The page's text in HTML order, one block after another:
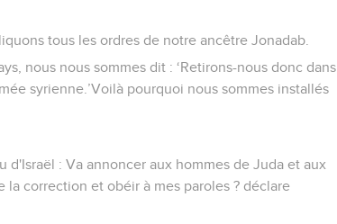
tous les ordres de notre ancêtre Jonadab.
nous nous sommes dit : ‘Retirons-nous donc dans
syrienne.’Voilà pourquoi nous sommes installés
d'Israël : Va annoncer aux hommes de Juda et aux
la correction et obéir à mes paroles ? déclare